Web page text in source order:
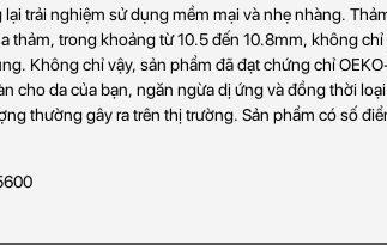
trải nghiệm sử dụng mềm mại và nhẹ nhàng.
thảm, trong khoảng từ 10.5 đến 10.8mm, không
Không chỉ vậy, sản phẩm đã đạt chứng chỉ
cho da của bạn, ngăn ngừa dị ứng và đồng thời
thường gây ra trên thị trường. Sản phẩm có số